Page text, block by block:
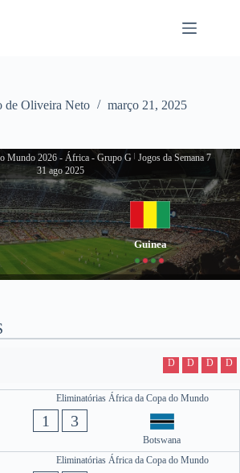
de Oliveira Neto março 21, 2025
Mundo 2026 - África - Grupo G Jogos da Semana 7
31 ago 2025
Guinea
D D D D
Eliminatórias África da Copa do Mundo
1 3
Botswana
Eliminatórias África da Copa do Mundo